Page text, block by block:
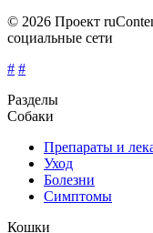
© 2026 Проект
социальные сети
# #
Разделы
Собаки
Препараты и
Уход
Болезни
Симптомы
Кошки